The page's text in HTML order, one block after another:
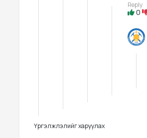
Reply
0
Үргэлжлэлийг харуулах